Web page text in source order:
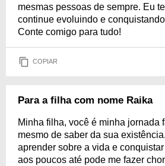
mesmas pessoas de sempre. Eu
continue evoluindo e
Conte comigo para tudo!
COPIAR
Para a filha com nome Raika
Minha filha, você é minha jornada
mesmo de saber da sua
aprender sobre a vida e
aos poucos até pode me fazer